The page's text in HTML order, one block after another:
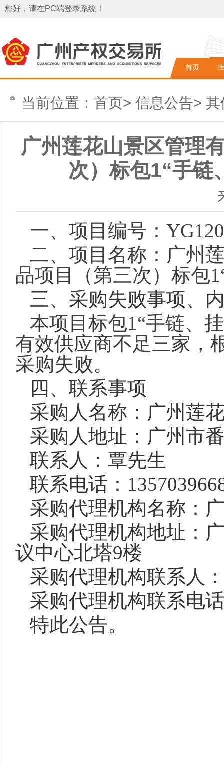
您好，请在PC端登录系统！
首页
当前位置： 首页> 信息公告> 其
广州莲花山景区管理
次）标包1“手链
一、项目编号：
二、项目名称：广州
品项目（第三次）标包
三、 采购失败事项、
本项目 标包1“手链、
有效供应商不足三家，
采购失败。
四、联系事项
采购 人名称：广州莲
采购 人地址：广州市
联系人：覃先生
联系电话：
采购代理机构名称：
采购代理机构地址：
议中心北塔9楼
采购代理机构联系人
采购代理机构联系电
特此公告。